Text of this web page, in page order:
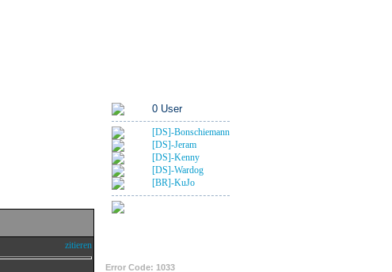
zitieren
0 User
[DS]-Bonschiemann
[DS]-Jeram
[DS]-Kenny
[DS]-Wardog
[BR]-KuJo
Error Code: 1033